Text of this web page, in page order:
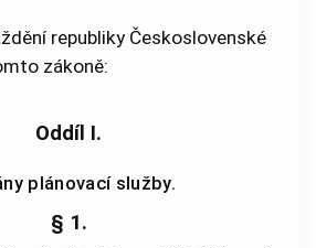
republiky Československé
zákoně:
Oddíl I.
plánovací služby.
§ 1.